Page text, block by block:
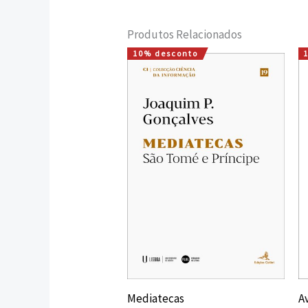
Produtos Relacionados
10% desconto
Mediatecas
O
preço
era:
16,00 €.
O
preço
é:
14,40 €.